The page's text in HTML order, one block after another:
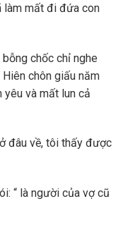
làm mất đi đứa con
chốc chỉ nghe
chôn giấu năm
yêu và mất lun cả
đâu về, tôi thấy được
“ là người của vợ cũ